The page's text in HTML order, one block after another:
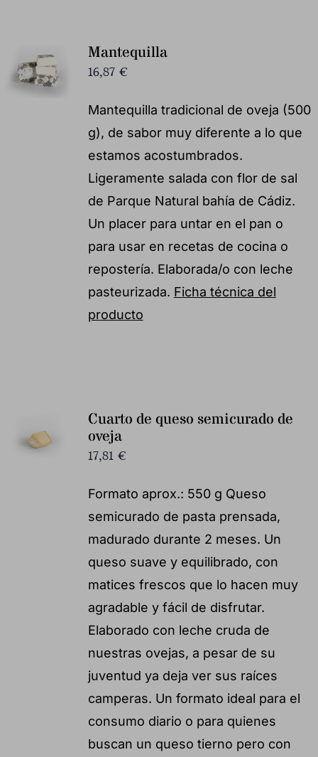
Mantequilla
16,87 €
Mantequilla tradicional de oveja (500
g), de sabor muy diferente a lo que
estamos acostumbrados.
Ligeramente salada con flor de sal
de Parque Natural bahía de Cádiz.
Un placer para untar en el pan o
para usar en recetas de cocina o
repostería. Elaborada/o con leche
pasteurizada. Ficha técnica del
producto
Cuarto de queso semicurado de
oveja
17,81 €
Formato aprox.: 550 g Queso
semicurado de pasta prensada,
madurado durante 2 meses. Un
queso suave y equilibrado, con
matices frescos que lo hacen muy
agradable y fácil de disfrutar.
Elaborado con leche cruda de
nuestras ovejas, a pesar de su
juventud ya deja ver sus raíces
camperas. Un formato ideal para el
consumo diario o para quienes
buscan un queso tierno pero con